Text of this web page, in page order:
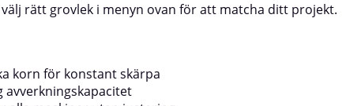
rätt grovlek i menyn ovan för att matcha ditt projekt.
korn för konstant skärpa
avverkningskapacitet